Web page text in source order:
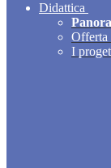
Didattica
Offerta
I